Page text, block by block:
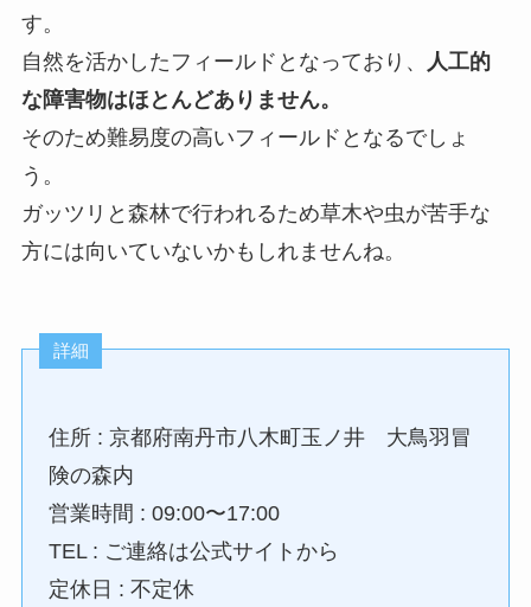
す。
自然を活かしたフィールドとなっており、
人工的
な障害物はほとんどありません。
そのため難易度の高いフィールドとなるでしょ
う。
ガッツリと森林で行われるため草木や虫が苦手な
方には向いていないかもしれませんね。
詳細
住所 : 京都府南丹市八木町玉ノ井 大鳥羽冒
険の森内
営業時間 : 09:00〜17:00
TEL : ご連絡は公式サイトから
定休日 : 不定休